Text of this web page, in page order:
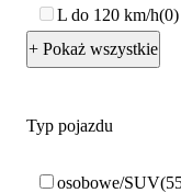
L do 120 km/h 0
+ Pokaż wszystkie
Typ pojazdu
osobowe/SUV